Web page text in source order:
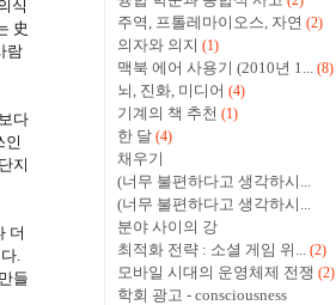
식
史
람
다
인
지
더
.
들
주역, 프톨레마이오스, 자연 (2)
의자와 의지 (1)
맥북 에어 사용기 (2010년 1... (8)
뇌, 진화, 미디어 (4)
기계의 책 추천 (1)
한 달 (4)
채우기
(너무 불편하다고 생각하시...
(너무 불편하다고 생각하시...
분야 사이의 강
최적화 전략 : 소셜 게임 위... (2)
모바일 시대의 운영체제 전쟁 (2)
학회 광고 - consciousness